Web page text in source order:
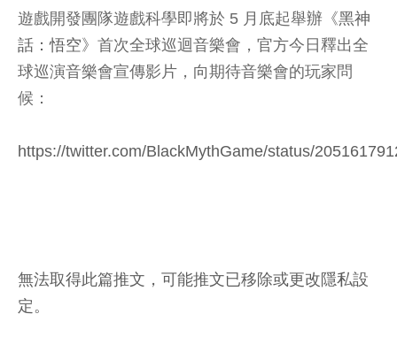
遊戲開發團隊遊戲科學即將於 5 月底起舉辦《黑神
話：悟空》首次全球巡迴音樂會，官方今日釋出全
球巡演音樂會宣傳影片，向期待音樂會的玩家問
候：
https://twitter.com/BlackMythGame/status/
無法取得此篇推文，可能推文已移除或更改隱私設
定。